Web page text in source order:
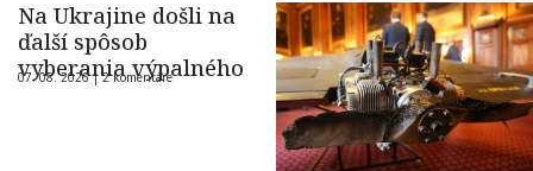
Na Ukrajine došli na
ďalší spôsob
vyberania výpalného
07. 08. 2026 |2 komentáre